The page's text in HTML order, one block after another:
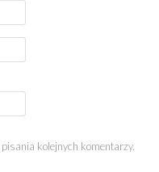
kolejnych komentarzy.